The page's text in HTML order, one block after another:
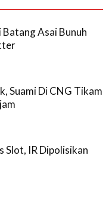
Asai Bunuh
Suami Di CNG Tikam
Slot, IR Dipolisikan